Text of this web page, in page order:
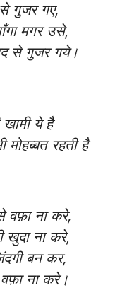
से गुजर गए,
मगर उसे,
से गुजर गये।
ये है
रहती है
वफ़ा ना करे,
ना करे,
बन कर,
ना करे।